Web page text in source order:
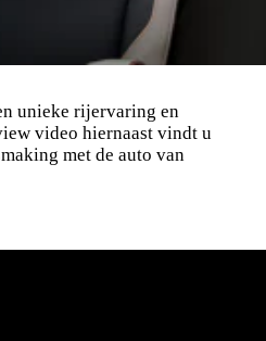
unieke rijervaring en
video hiernaast vindt u
met de auto van